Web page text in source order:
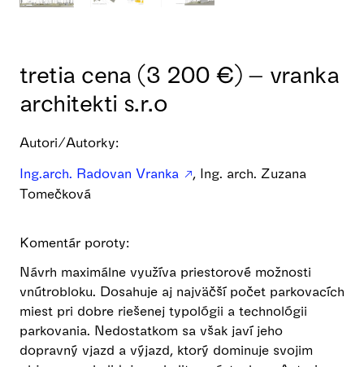
tretia cena (3 200 €) – vranka
architekti s.r.o
Autori/Autorky:
Ing.arch. Radovan Vranka
, Ing. arch. Zuzana
Tomečková
Komentár poroty:
Návrh maximálne využíva priestorové možnosti
vnútrobloku. Dosahuje aj najväčší počet parkovacích
miest pri dobre riešenej typológii a technológii
parkovania. Nedostatkom sa však javí jeho
dopravný vjazd a výjazd, ktorý dominuje svojim